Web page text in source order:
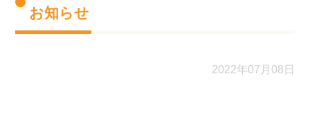
お知らせ
2022年07月08日